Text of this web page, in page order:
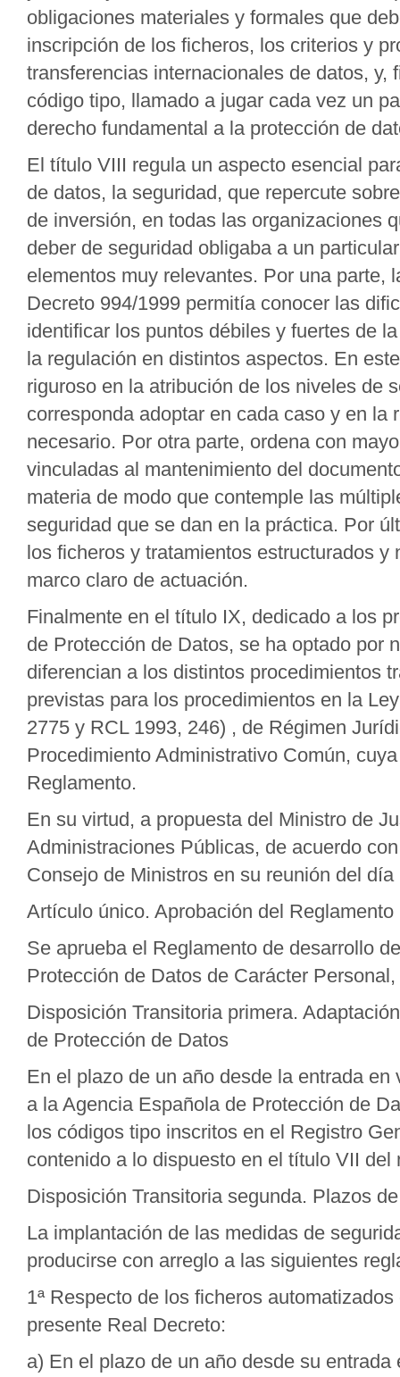
obligaciones materiales y formales que
inscripción de los ficheros, los criterios y
transferencias internacionales de datos,
código tipo, llamado a jugar cada vez un
derecho fundamental a la protección de
El título VIII regula un aspecto esencial
de datos, la seguridad, que repercute
de inversión, en todas las organizaciones
deber de seguridad obligaba a un
elementos muy relevantes. Por una parte,
Decreto 994/1999 permitía conocer las
identificar los puntos débiles y fuertes de
la regulación en distintos aspectos. En
riguroso en la atribución de los niveles de
corresponda adoptar en cada caso y en
necesario. Por otra parte, ordena con
vinculadas al mantenimiento del
materia de modo que contemple las
seguridad que se dan en la práctica. Por
los ficheros y tratamientos estructurados
marco claro de actuación.
Finalmente en el título IX, dedicado a los
de Protección de Datos, se ha optado por
diferencian a los distintos procedimientos
previstas para los procedimientos en la
2775 y RCL 1993, 246) , de Régimen
Procedimiento Administrativo Común,
Reglamento.
En su virtud, a propuesta del Ministro de
Administraciones Públicas, de acuerdo
Consejo de Ministros en su reunión del
Artículo único. Aprobación del Reglamento
Se aprueba el Reglamento de desarrollo
Protección de Datos de Carácter
Disposición Transitoria primera.
de Protección de Datos
En el plazo de un año desde la entrada
a la Agencia Española de Protección de
los códigos tipo inscritos en el Registro
contenido a lo dispuesto en el título VII del
Disposición Transitoria segunda. Plazos
La implantación de las medidas de
producirse con arreglo a las siguientes
1ª Respecto de los ficheros
presente Real Decreto:
a) En el plazo de un año desde su